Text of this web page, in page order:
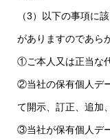
（3）以下の事項に
がありますのであら
①ご本人又は正当な
②当社の保有個人デ
て開示、訂正、追加
③当社が保有個人デ